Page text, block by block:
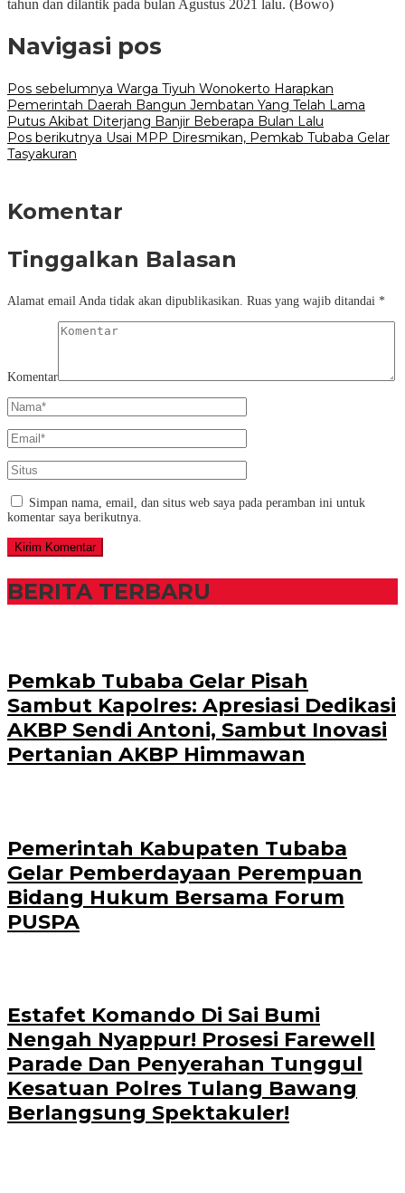
tahun dan dilantik pada bulan Agustus 2021 lalu. (Bowo)
Navigasi pos
Pos sebelumnya Warga Tiyuh Wonokerto Harapkan
Pemerintah Daerah Bangun Jembatan Yang Telah Lama
Putus Akibat Diterjang Banjir Beberapa Bulan Lalu
Pos berikutnya Usai MPP Diresmikan, Pemkab Tubaba Gelar
Tasyakuran
Komentar
Tinggalkan Balasan
Alamat email Anda tidak akan dipublikasikan. Ruas yang wajib ditandai *
Komentar
Simpan nama, email, dan situs web saya pada peramban ini untuk
komentar saya berikutnya.
BERITA TERBARU
Pemkab Tubaba Gelar Pisah
Sambut Kapolres: Apresiasi Dedikasi
AKBP Sendi Antoni, Sambut Inovasi
Pertanian AKBP Himmawan
Pemerintah Kabupaten Tubaba
Gelar Pemberdayaan Perempuan
Bidang Hukum Bersama Forum
PUSPA
Estafet Komando Di Sai Bumi
Nengah Nyappur! Prosesi Farewell
Parade Dan Penyerahan Tunggul
Kesatuan Polres Tulang Bawang
Berlangsung Spektakuler!